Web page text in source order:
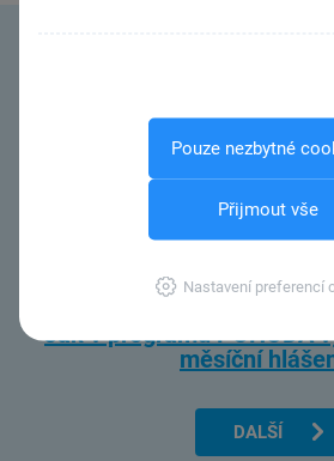
Pouze nezbytné
Přijmout vše
Nastavení preferencí
Jak v programu POHODA
měsíční
DALŠÍ